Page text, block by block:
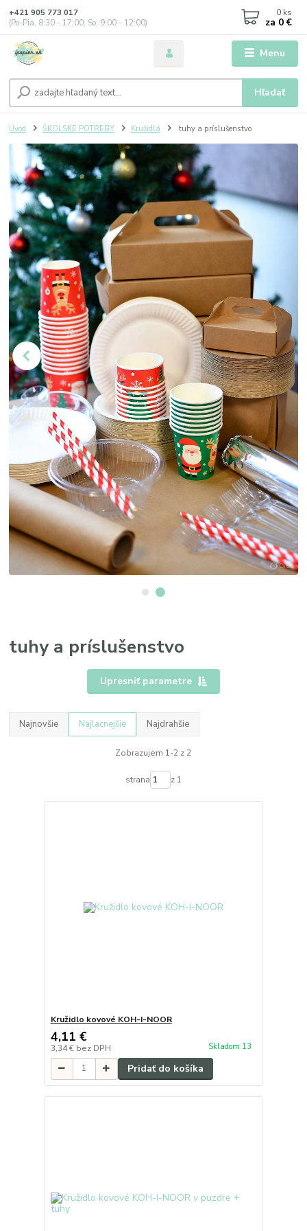
Menu
Hľadať
+421 905 773 017
(Po-Pia, 8:30 - 17:00, So: 9:00 - 12:00)
0 ks
za 0 €
Úvod ŠKOLSKÉ POTREBY Kružidlá tuhy a príslušenstvo
tuhy a príslušenstvo
Upresniť parametre
Najnovšie Najlacnejšie Najdrahšie
Zobrazujem 1-2 z 2
strana z 1
Kružidlo kovové KOH-I-NOOR
4,11 €
3,34 € bez DPH Skladom 13
Pridať do košíka